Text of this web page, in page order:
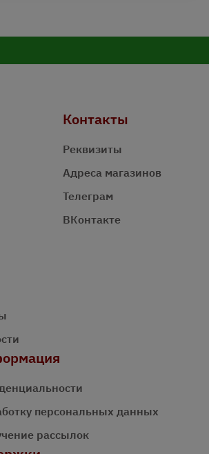
Контакты
Реквизиты
Адреса магазинов
Телеграм
ВКонтакте
персональных данных
рассылок